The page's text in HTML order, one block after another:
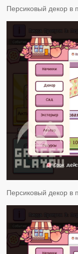
Персиковый декор в
Персиковый декор в